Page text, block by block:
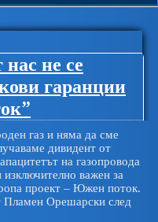
не се
гаранции
газ и няма да сме
дивидент от
на газопровода
важен за
проект – Южен поток.
Пламен Орешарски след